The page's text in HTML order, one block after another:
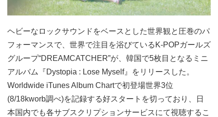
ヘビーなロックサウンドをベースとした世界観と圧巻のパ
フォーマンスで、世界で注目を浴びているK-POPガールズ
グループ“DREAMCATCHER”が、韓国で5枚目となるミニ
アルバム『Dystopia : Lose Myself』をリリースした。
Worldwide iTunes Album Chartで初登場世界3位
(8/18kworb調べ)を記録する好スタートを切っており、日
本国内でも各サブスクリプションサービスにて視聴するこ